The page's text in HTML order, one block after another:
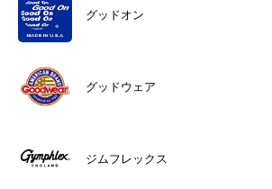
グッドオン
グッドウェア
ジムフレックス